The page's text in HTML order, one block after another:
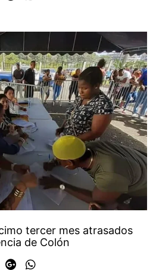
tercer mes atrasados
de Colón